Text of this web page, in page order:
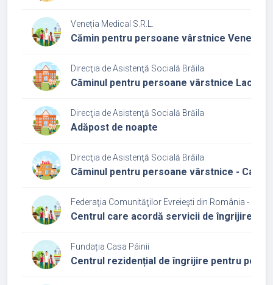
Veneția Medical S.R.L.
Cămin pentru persoane vârstnice Veneția
Direcţia de Asistenţă Socială Brăila
Căminul pentru persoane vârstnice Lacu
Direcţia de Asistenţă Socială Brăila
Adăpost de noapte
Direcţia de Asistenţă Socială Brăila
Căminul pentru persoane vârstnice -
Federaţia Comunităţilor Evreieşti din România -
Centrul care acordă servicii de îngrijire și
Fundația Casa Pâinii
Centrul rezidențial de îngrijire pentru